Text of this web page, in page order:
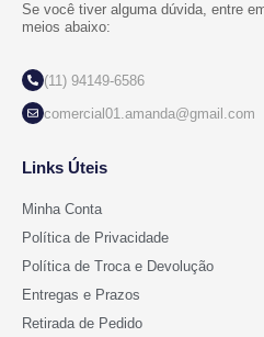
Se você tiver alguma dúvida, entre
meios abaixo:
(11) 94149-6586
comercial01.amanda@gmail.com
Links Úteis
Minha Conta
Política de Privacidade
Política de Troca e Devolução
Entregas e Prazos
Retirada de Pedido